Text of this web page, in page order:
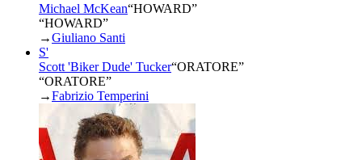
Michael McKean“HOWARD”
“HOWARD”
→Giuliano Santi
S'
Scott 'Biker Dude' Tucker“ORATORE”
“ORATORE”
→Fabrizio Temperini